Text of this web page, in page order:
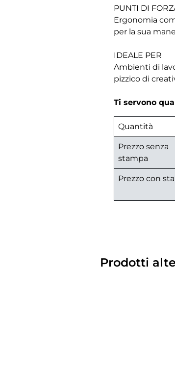
PUNTI DI
Ergonomia
per la sua
IDEALE PER
Ambienti di
pizzico di
Ti servono
Quantità
Prezzo senza
stampa
Prezzo con
Prodotti